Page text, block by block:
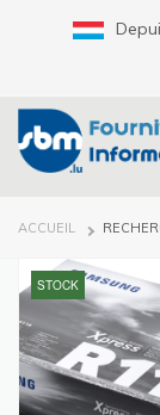
FIL
ACCUEIL
STOCK